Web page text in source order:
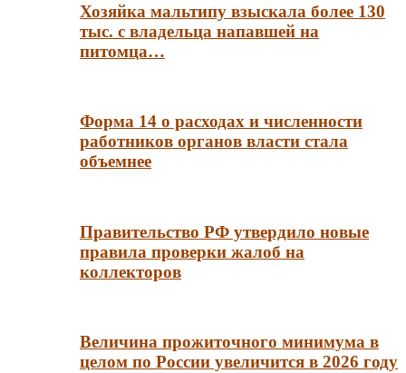
Хозяйка мальтипу взыскала более 130
тыс. с владельца напавшей на
питомца…
Форма 14 о расходах и численности
работников органов власти стала
объемнее
Правительство РФ утвердило новые
правила проверки жалоб на
коллекторов
Величина прожиточного минимума в
целом по России увеличится в 2026 году